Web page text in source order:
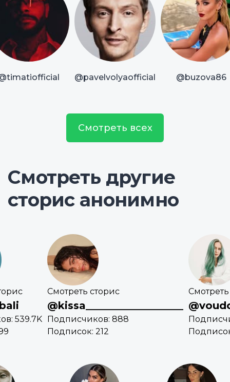
@pavelvolyaofficial @buzova86
Смотреть всех
Смотреть другие
сторис анонимно
539.7K
Смотреть сторис
@kissa___________________
Подписчиков: 888
Подписок: 212